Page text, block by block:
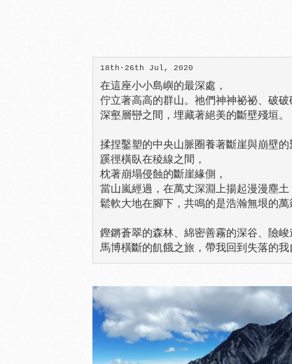
18th-26th Jul, 2020
在這座小小島嶼的最深處，
佇立著高高的群山。祂們神神祕祕、破破
深壑層巒之間，埋藏著絕美的斷壁殘垣。
揉捏鑿塑的中央山脈圈養著斷崖與崩壁的
蹊徑橫臥在稜線之間，
枕著崩塌侵蝕的斷崖緣側，
當山嵐經過，在萬丈深淵上揚起漫漫塵土
鬆軟大地在腳下，共鳴的是浩瀚無垠的萬
鏗鏘蒼翠的森林、綿密善霧的深谷、險峻
馬博橫斷的飢餓之旅，帶我回到失落的我